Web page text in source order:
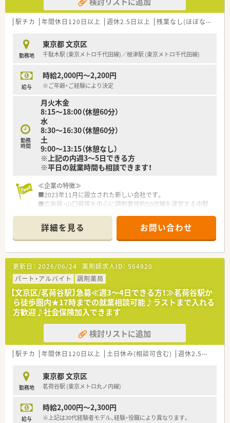
育児休業は、最大3歳に達した月の末日まで延長可能です。
■「短時間勤務制度」もあり、子育てと両立しながら勤務できる
その他、介護休暇への「短時間勤務制度」があり、サポートが充実
しております。
■「くるみんマーク」を取得しています。
≪勉強できる環境です！≫
■集合研修や階層別研修など、現段階の本人のスキルにあ応じて
■幅広いキャリアプランが描けます。
駅チカ 年間休日120日以上 週休2.5日以上 残業なし(ほぼなし含む)
勤務地
東京都 文京区
千駄木駅 (東京メトロ千代田線)／根津駅 (東京メトロ千代田線)
給与
時給2,000円～2,200円
※ご年齢・ご経験により決定
勤務
時間
月火木金
8:15～18:00（休憩60分）
水
8:30～16:30（休憩60分）
土
9:00～13:15（休憩なし）
※上記の内週3～5日できる方
※平日の就業時間も相談できます！
≪企業の特徴≫
■2023年11月に設立された新しい会社です。
■広島県・山口県等を中心に調剤薬局約50店舗を運営する中堅
首都圏での事業を強化するために設立した会社となります。
≪薬局の特徴≫
■2023年に出来た薬局のため綺麗で清潔感があります
■アクセス抜群の根津駅・千駄木駅より徒歩圏内！
■眼科門前の為、軽量科目です
■1日の処方箋枚数は約80枚/日程度
■人数体制も整っており１人あたりの負担が少ないです！
■バーコードを読ませることで種類と数量まで監査出来る監査
機を導入。画像撮影も可能
■ファーマシフトも導入。LINEで処方箋が送られてくる仕組み
です
■自動軟膏練機も導入済み
■採用品目は1000品目以上！
詳細を見る お問い合わせ
更新日： 2026/06/24 薬剤師求人ID： 564920
パート・アルバイト
調剤薬局
【文京区/茗荷谷駅】急募≪週3～4日できる方！≫茗荷谷駅か
ら徒歩圏内★17時までの就業相談可能♪ラストまで入れる
方歓迎♪社会保険加入できます
検討リストに追加
駅チカ 年間休日120日以上 土日休み(相談可含む) 週休2.5日以上
勤務地
東京都 文京区
茗荷谷駅 (東京メトロ丸ノ内線)
給与
時給2,000円～2,300円
※上記は30代経験者モデル、経験・役職により異なります。